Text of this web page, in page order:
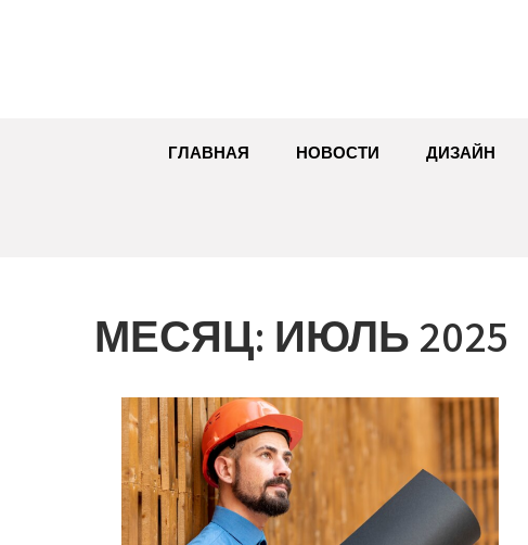
ГЛАВНАЯ НОВОСТИ ДИЗАЙН
МЕСЯЦ: ИЮЛЬ 2025